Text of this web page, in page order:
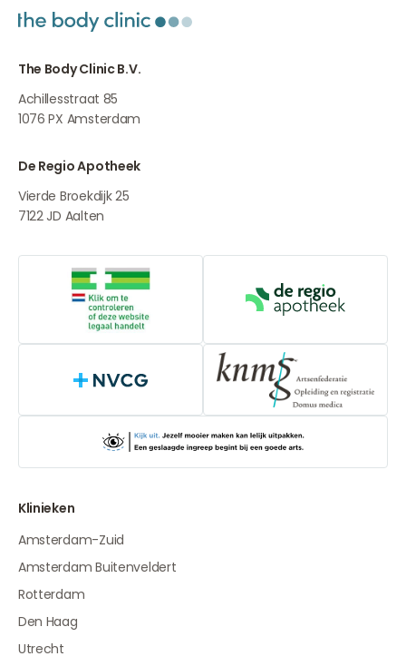
The Body Clinic B.V.
Achillesstraat 85
1076 PX Amsterdam
De Regio Apotheek
Vierde Broekdijk 25
7122 JD Aalten
Online aanbieders medicijnenDe Regio
NVCG
Klinieken
Amsterdam-Zuid
Amsterdam Buitenveldert
Rotterdam
Den Haag
Utrecht